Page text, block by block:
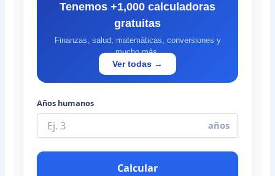
Tenemos +1,000 calculadoras
gratuitas
Finanzas, salud, matemáticas, conversiones y
mucho más.
Ver todas →
Años humanos
años
Calcular